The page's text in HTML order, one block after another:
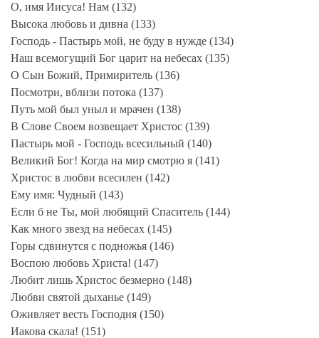
О, имя Иисуса! Нам (132)
Высока любовь и дивна (133)
Господь - Пастырь мой, не буду в нужде (134)
Наш всемогущий Бог царит на небесах (135)
О Сын Божий, Примиритель (136)
Посмотри, вблизи потока (137)
Путь мой был уныл и мрачен (138)
В Слове Своем возвещает Христос (139)
Пастырь мой - Господь всесильный (140)
Великий Бог! Когда на мир смотрю я (141)
Христос в любви всесилен (142)
Ему имя: Чудный (143)
Если б не Ты, мой любящий Спаситель (144)
Как много звезд на небесах (145)
Горы сдвинутся с подножья (146)
Воспою любовь Христа! (147)
Любит лишь Христос безмерно (148)
Любви святой дыханье (149)
Оживляет весть Господня (150)
Иакова скала! (151)